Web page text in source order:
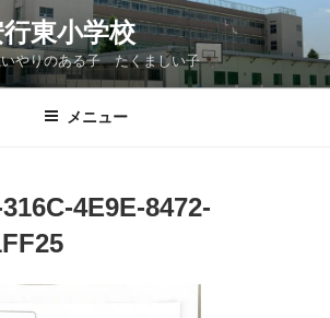
東小学校
やりのある子 たくましい子
メニュー
4E9E-8472-